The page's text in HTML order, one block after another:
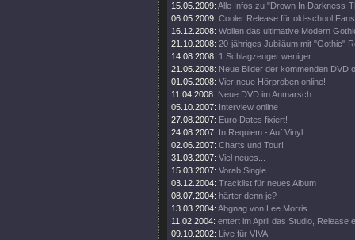
15.05.2009: Alle Infos zu "Drown In Darkness-
06.05.2009: Cooler Release für old-school
16.12.2008: Wollen das ultimative Modern
21.10.2008: 20-jähriges Jubiläum mit "Gothic"
14.08.2008: 1 Schlagzeuger weniger...
21.05.2008: Neue Bilder der kommenden DVD
01.05.2008: Vier neue Hörproben online!
11.04.2008: Neue DVD im Anmarsch.
05.10.2007: Interview online
27.08.2007: Euro Dates fixiert!
24.08.2007: In Requiem - Auf Vinyl
02.06.2007: Charts und Tour!
31.03.2007: Viel neues...
15.03.2007: Vorab Single
03.12.2004: Tracklist für neues Album
08.07.2004: härter denn je?
13.03.2004: Abgnag von Lee Morris
11.02.2004: entert im April das Studio, Release
09.10.2002: Live für VIVA